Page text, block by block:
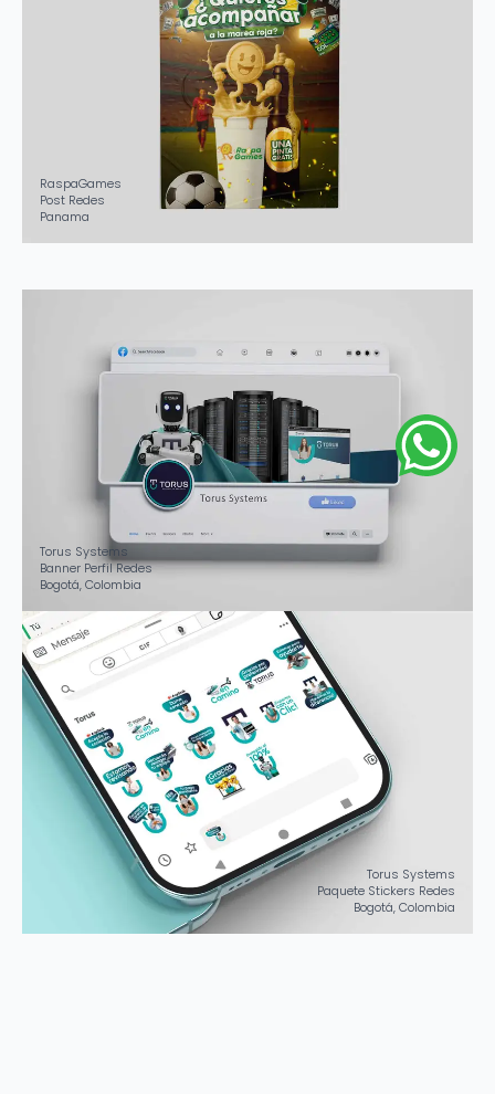
RaspaGames
Post Redes
Panama
Torus Systems
Banner Perfil Redes
Bogotá, Colombia
Torus Systems
Paquete Stickers Redes
Bogotá, Colombia